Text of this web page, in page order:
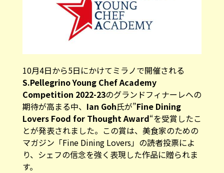
10月4日から5日にかけてミラノで開催される
S.Pellegrino Young Chef Academy
Competition 2022-23のグランドフィナーレへの
期待が高まる中、 Ian Goh氏が”Fine Dining
Lovers Food for Thought Award“を受賞したこ
とが発表されました。この賞は、美食家のための
マガジン「Fine Dining Lovers」の読者投票によ
り、シェフの信念を強く表現した作品に贈られま
す。